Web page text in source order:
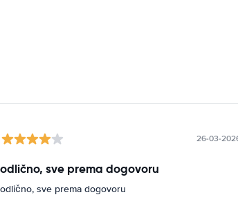
26-03-
odlično, sve prema dogovoru
odlično, sve prema dogovoru